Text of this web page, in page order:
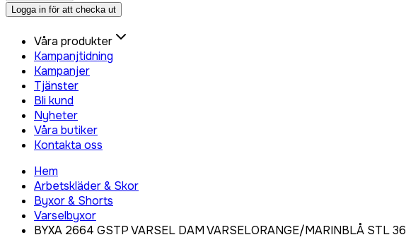
Logga in för att checka ut
Våra produkter
Kampanjtidning
Kampanjer
Tjänster
Bli kund
Nyheter
Våra butiker
Kontakta oss
Hem
Arbetskläder & Skor
Byxor & Shorts
Varselbyxor
BYXA 2664 GSTP VARSEL DAM VARSELORANGE/MARINBLÅ STL 36